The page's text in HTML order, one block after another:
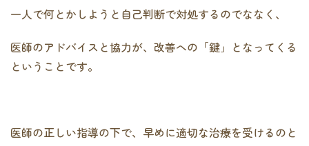
一人で何とかしようと自己判断で対処するのでななく、
医師のアドバイスと協力が、改善への「鍵」となってくる
ということです。
医師の正しい指導の下で、早めに適切な治療を受けるのと